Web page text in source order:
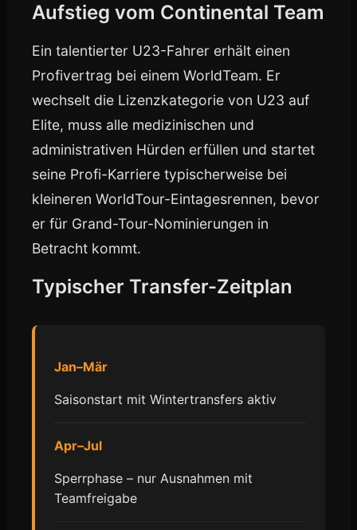
Aufstieg vom Continental Team
Ein talentierter U23-Fahrer erhält einen
Profivertrag bei einem WorldTeam. Er
wechselt die Lizenzkategorie von U23 auf
Elite, muss alle medizinischen und
administrativen Hürden erfüllen und startet
seine Profi-Karriere typischerweise bei
kleineren WorldTour-Eintagesrennen, bevor
er für Grand-Tour-Nominierungen in
Betracht kommt.
Typischer Transfer-Zeitplan
Jan–Mär
Saisonstart mit Wintertransfers aktiv
Apr–Jul
Sperrphase – nur Ausnahmen mit
Teamfreigabe